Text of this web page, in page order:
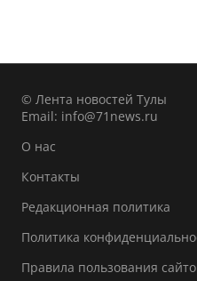
© Лента новостей Тулы
Email: info@71news.ru
О нас
Контакты
Редакционная политика
Политика
Правила пользования